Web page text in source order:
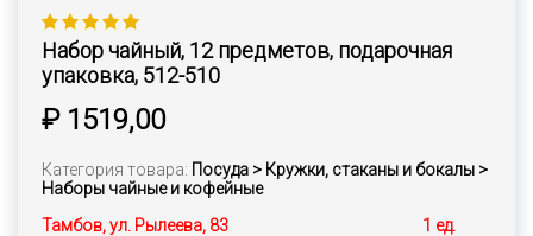
Набор чайный, 12 предметов, подарочная
упаковка, 512-510
₽ 1519,00
Категория товара: Посуда > Кружки, стаканы и бокалы >
Наборы чайные и кофейные
Тамбов, ул. Рылеева, 83
1 ед.